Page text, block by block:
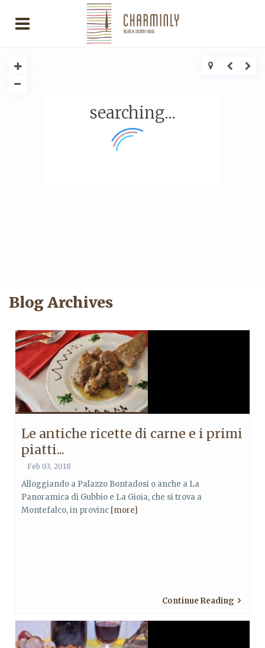
searching...
Blog Archives
Le antiche ricette di carne e i primi
piatti...
Feb 03, 2018
Alloggiando a Palazzo Bontadosi o anche a La
Panoramica di Gubbio e La Gioia, che si trova a
Montefalco, in provinc [more]
Continue Reading